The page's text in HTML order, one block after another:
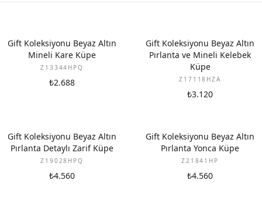
YENI
Gift Koleksiyonu Beyaz Altın
Mineli Kare Küpe
Z13344HPQ
₺2.688
YENI
Gift Koleksiyonu Beyaz Altın
Pırlanta ve Mineli Kelebek
Küpe
Z17118HZA
₺3.120
YENI
Gift Koleksiyonu Beyaz Altın
Pırlanta Detaylı Zarif Küpe
Z19028HPQ
₺4.560
YENI
Gift Koleksiyonu Beyaz Altın
Pırlanta Yonca Küpe
Z21841HP
₺4.560